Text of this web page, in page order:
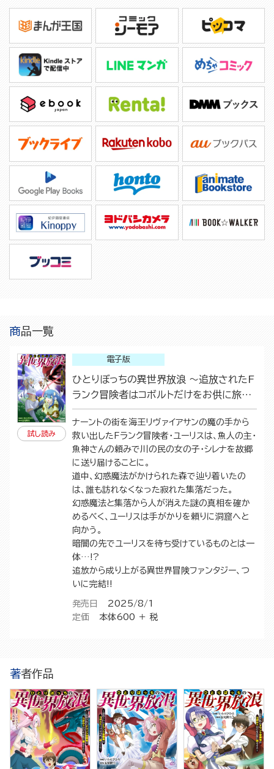
商品一覧
試し読み
電子版
ひとりぼっちの異世界放浪 ～追放されたF
ランク冒険者はコボルトだけをお供に旅を
する～（4）
ナーントの街を海王リヴァイアサンの魔の手から
救い出したFランク冒険者・ユーリスは、魚人の主・
魚神さんの頼みで川の民の女の子・シレナを故郷
に送り届けることに。
道中、幻惑魔法がかけられた森で辿り着いたの
は、誰も訪れなくなった寂れた集落だった。
幻惑魔法と集落から人が消えた謎の真相を確か
めるべく、ユーリスは手がかりを頼りに洞窟へと
向かう。
暗闇の先でユーリスを待ち受けているものとは一
体…!?
追放から成り上がる異世界冒険ファンタジー、つ
いに完結!!
発売日
2025/8/1
定価
本体600 ＋ 税
著者作品